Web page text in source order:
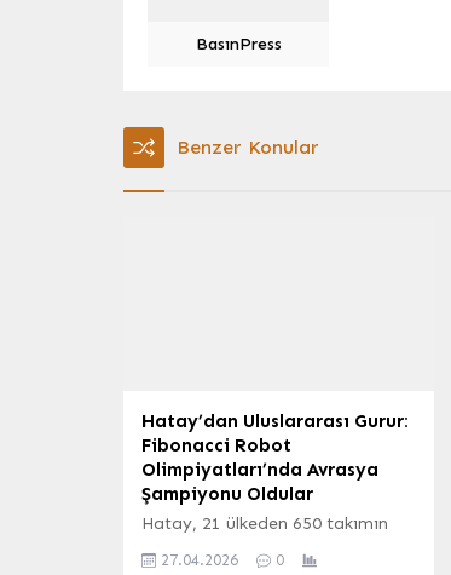
BasınPress
Benzer Konular
Hatay’dan Uluslararası Gurur:
Fibonacci Robot
Olimpiyatları’nda Avrasya
Şampiyonu Oldular
Hatay, 21 ülkeden 650 takımın
27.04.2026 0